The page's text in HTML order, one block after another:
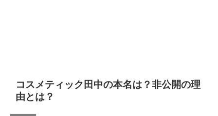
コスメティック田中の本名は？非公開の理
由とは？